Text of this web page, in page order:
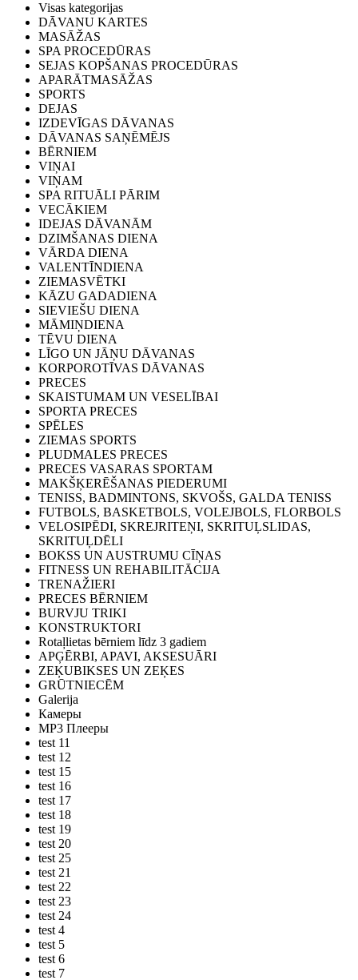
Visas kategorijas
DĀVANU KARTES
MASĀŽAS
SPA PROCEDŪRAS
SEJAS KOPŠANAS PROCEDŪRAS
APARĀTMASĀŽAS
SPORTS
DEJAS
IZDEVĪGAS DĀVANAS
DĀVANAS SAŅĒMĒJS
BĒRNIEM
VIŅAI
VIŅAM
SPA RITUĀLI PĀRIM
VECĀKIEM
IDEJAS DĀVANĀM
DZIMŠANAS DIENA
VĀRDA DIENA
VALENTĪNDIENA
ZIEMASVĒTKI
KĀZU GADADIENA
SIEVIEŠU DIENA
MĀMIŅDIENA
TĒVU DIENA
LĪGO UN JĀŅU DĀVANAS
KORPOROTĪVAS DĀVANAS
PRECES
SKAISTUMAM UN VESELĪBAI
SPORTA PRECES
SPĒLES
ZIEMAS SPORTS
PLUDMALES PRECES
PRECES VASARAS SPORTAM
MAKŠĶERĒŠANAS PIEDERUMI
TENISS, BADMINTONS, SKVOŠS, GALDA TENISS
FUTBOLS, BASKETBOLS, VOLEJBOLS, FLORBOLS
VELOSIPĒDI, SKREJRITEŅI, SKRITUĻSLIDAS,
SKRITUĻDĒLI
BOKSS UN AUSTRUMU CĪŅAS
FITNESS UN REHABILITĀCIJA
TRENAŽIERI
PRECES BĒRNIEM
BURVJU TRIKI
KONSTRUKTORI
Rotaļlietas bērniem līdz 3 gadiem
APĢĒRBI, APAVI, AKSESUĀRI
ZEĶUBIKSES UN ZEĶES
GRŪTNIECĒM
Galerija
Камеры
MP3 Плееры
test 11
test 12
test 15
test 16
test 17
test 18
test 19
test 20
test 25
test 21
test 22
test 23
test 24
test 4
test 5
test 6
test 7